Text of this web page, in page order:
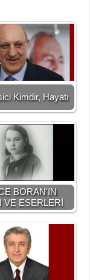
Kimdir, Hayatı
BORAN'IN
VE ESERLERİ